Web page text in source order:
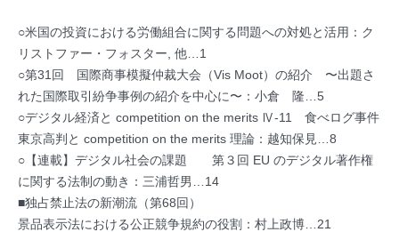
○米国の投資における労働組合に関する問題への対処と活用：ク
リストファー・フォスター, 他…1
○第31回 国際商事模擬仲裁大会（Vis Moot）の紹介 〜出題さ
れた国際取引紛争事例の紹介を中心に〜：小倉 隆…5
○デジタル経済と competition on the merits Ⅳ-11 食べログ事件
東京高判と competition on the merits 理論：越知保見…8
○【連載】デジタル社会の課題 第３回 EU のデジタル著作権
に関する法制の動き：三浦哲男…14
■独占禁止法の新潮流（第68回）
景品表示法における公正競争規約の役割：村上政博…21